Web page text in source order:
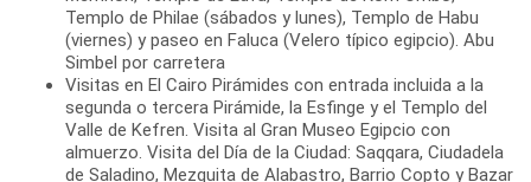
Templo de Philae (sábados y lunes), Templo de Habu
(viernes) y paseo en Faluca (Velero típico egipcio). Abu
Simbel por carretera
Visitas en El Cairo Pirámides con entrada incluida a la
segunda o tercera Pirámide, la Esfinge y el Templo del
Valle de Kefren. Visita al Gran Museo Egipcio con
almuerzo. Visita del Día de la Ciudad: Saqqara, Ciudadela
de Saladino, Mezquita de Alabastro, Barrio Copto y Bazar